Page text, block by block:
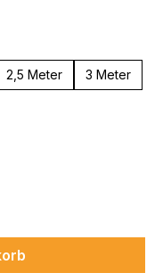
2,5 Meter
3 Meter